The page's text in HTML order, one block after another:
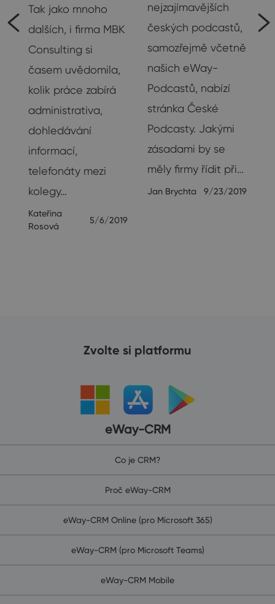
Tak jako mnoho
dalších, i firma MBK
Consulting si
časem uvědomila,
kolik práce zabírá
administrativa,
dohledávání
informací,
telefonáty mezi
kolegy…
Kateřina
Rosová
5/6/2019
nejzajímavějších
českých podcastů,
samozřejmě včetně
našich eWay-
Podcastů, nabízí
stránka České
Podcasty. Jakými
zásadami by se
měly firmy řídit při…
Jan Brychta 9/23/2019
Zvolte si platformu
eWay-CRM
Co je CRM?
Proč eWay-CRM
eWay-CRM Online (pro Microsoft 365)
eWay-CRM (pro Microsoft Teams)
eWay-CRM Mobile